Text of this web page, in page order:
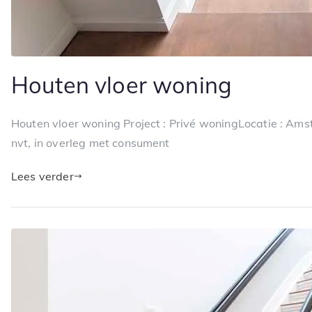
Houten vloer woning
Houten vloer woning Project : Privé woningLocatie :
nvt, in overleg met consument
Lees verder